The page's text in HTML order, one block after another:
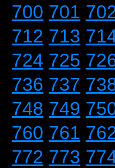
700 701
712 713
724 725
736 737
748 749
760 761
772 773